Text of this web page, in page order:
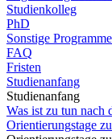
Studienkolleg
PhD
Sonstige
FAQ
Fristen
Studienanfang
Studienanfang
Was ist zu tun nach
Orientierungstage